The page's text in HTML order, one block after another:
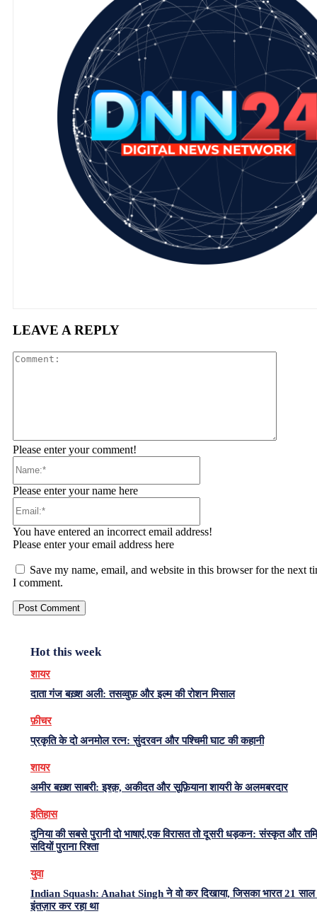
LEAVE A REPLY
Please enter your comment!
Please enter your name here
You have entered an incorrect email address!
Please enter your email address here
Save my name, email, and website in this browser for the next
I comment.
Hot this week
शायर
दाता गंज बख़्श अली: तसव्वुफ़ और इल्म की रोशन मिसाल
फ़ीचर
प्रकृति के दो अनमोल रत्न: सुंदरवन और पश्चिमी घाट की कहानी
शायर
अमीर बख़्श साबरी: इश्क़, अकीदत और सूफ़ियाना शायरी के अलमबरदार
इतिहास
दुनिया की सबसे पुरानी दो भाषाएं,एक विरासत तो दूसरी धड़कन: संस्कृत और
सदियों पुराना रिश्ता
युवा
Indian Squash: Anahat Singh ने वो कर दिखाया, जिसका भारत 21
इंतज़ार कर रहा था